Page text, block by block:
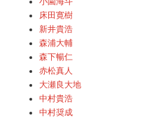
床田寛樹
新井貴浩
森浦大輔
森下暢仁
赤松真人
大瀬良大地
中村貴浩
中村奨成